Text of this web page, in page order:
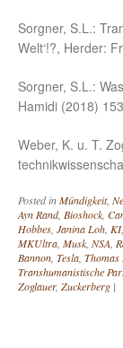
Sorgner, S.L.:
Welt‘!?, Herder:
Sorgner, S.L.:
Hamidi (2018)
Weber, K. u. T.
Posted inMündigkeit,
Ayn Rand, Bioshock,
Hobbes, Janina Loh, KI,
MKUltra, Musk, NSA,
Bannon, Tesla, Thomas
Transhumanistische
Zoglauer, Zuckerberg |